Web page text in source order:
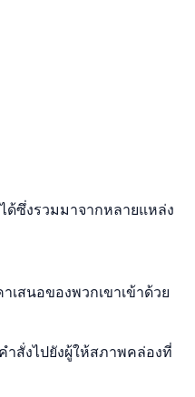
ด้ซึ่งรวมมาจากหลายแหล่ง
เสนอของพวกเขาเข้าด้วย
ำสั่งไปยังผู้ให้สภาพคล่องที่